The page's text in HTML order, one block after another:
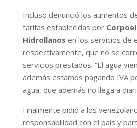
Incluso denunció los aumentos
tarifas establecidas por
Hidrollanos en los servicios de
respectivamente, que no se
servicios prestados. “El agua
además estamos pagando IVA
agua, que además no llega a
Finalmente pidió a los
responsabilidad con el país y